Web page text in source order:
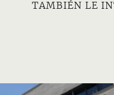
TAMBIÉN LE